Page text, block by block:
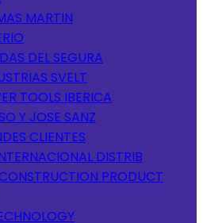
MARTIN
DEL SEGURA
SVELT
TOOLS IBERICA
Y JOSE SANZ
CLIENTES
DISTRIB
PRODUCT